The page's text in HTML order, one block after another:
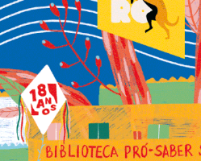
Pró-Saber SP